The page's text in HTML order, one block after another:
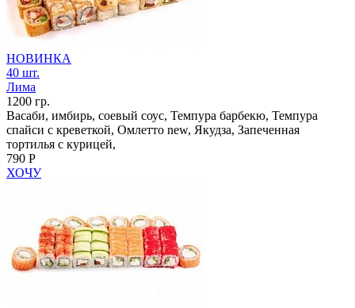
НОВИНКА
40 шт.
Лима
1200 гр.
Васаби, имбирь, соевый соус, Темпура барбекю, Темпура
спайси с креветкой, Омлетто new, Якудза, Запеченная
тортилья с курицей,
790 Р
ХОЧУ